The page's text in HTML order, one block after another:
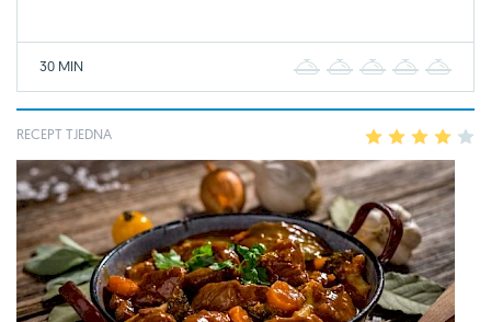
30 MIN 2 3 4
RECEPT TJEDNA 2 3 4